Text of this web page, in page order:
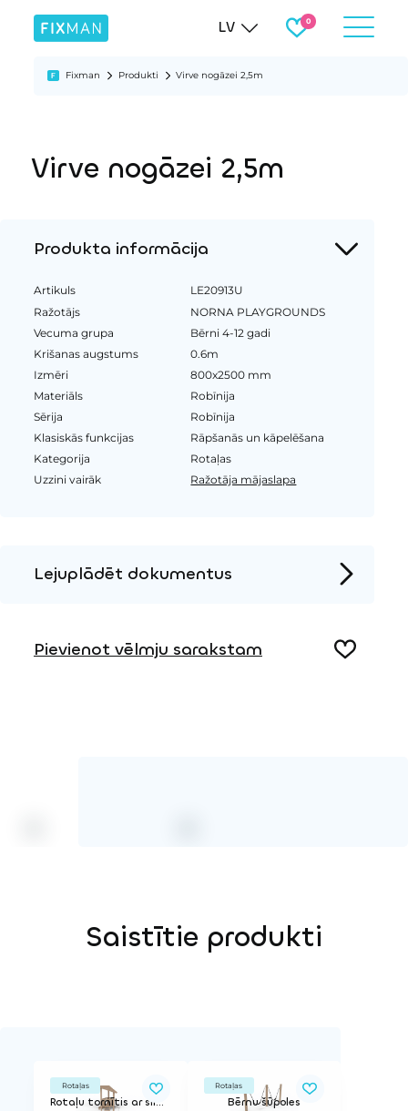
LV
Fixman Produkti Virve nogāzei 2,5m
Virve nogāzei 2,5m
Produkta informācija
Artikuls
LE20913U
Ražotājs
NORNA PLAYGROUNDS
Vecuma grupa
Bērni 4-12 gadi
Krišanas augstums
0.6m
Izmēri
800x2500 mm
Materiāls
Robīnija
Sērija
Robīnija
Klasiskās funkcijas
Rāpšanās un kāpelēšana
Kategorija
Rotaļas
Uzzini vairāk
Ražotāja mājaslapa
Lejuplādēt dokumentus
Pievienot vēlmju sarakstam
Saistītie produkti
Rotaļas
Rotaļu tornītis ar slidkalniņu un jumtiņu PLATY TRI 600 RO
Rotaļas
Bērnu šūpoles